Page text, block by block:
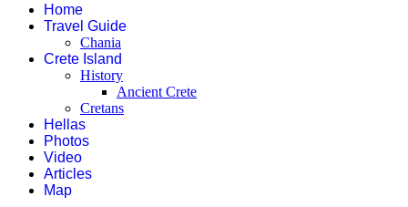
Home
Travel Guide
Chania
Crete Island
History
Ancient Crete
Cretans
Hellas
Photos
Video
Articles
Map